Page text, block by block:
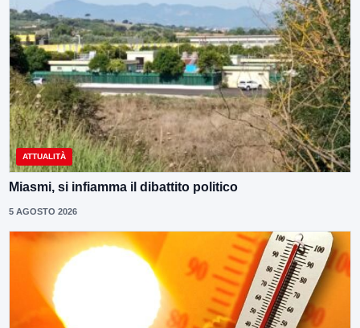
ATTUALITÀ
Miasmi, si infiamma il dibattito politico
5 AGOSTO 2026